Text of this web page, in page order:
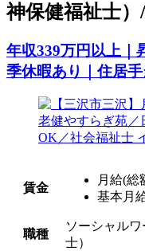
神保健福祉士
年収339万円以上｜
季休暇あり｜住居
賃金
月給(総
基本月
職種
ソーシャル
士）